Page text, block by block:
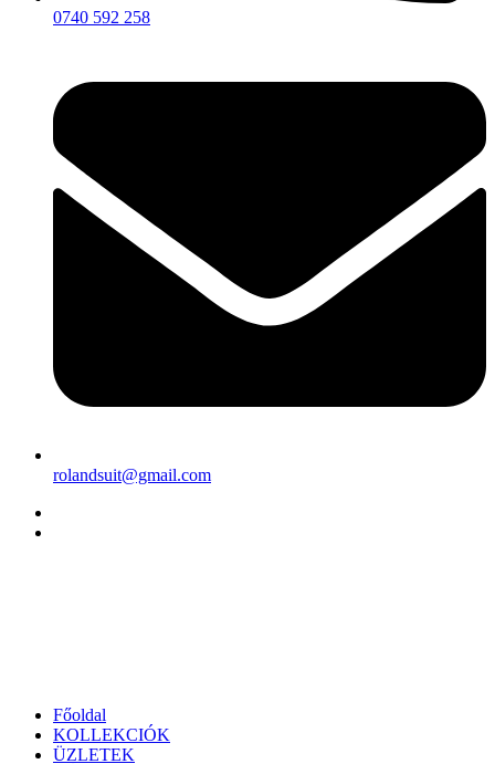
0740 592 258
rolandsuit@gmail.com
Főoldal
KOLLEKCIÓK
ÜZLETEK